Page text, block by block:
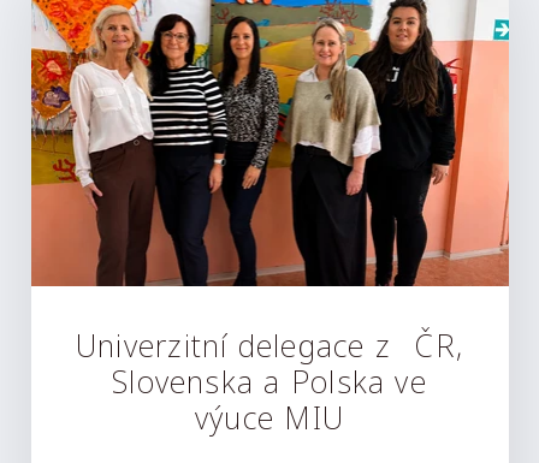
Univerzitní delegace z ČR,
Slovenska a Polska ve
výuce MIU